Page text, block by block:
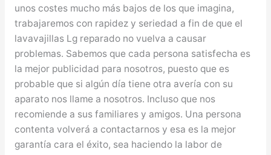
unos costes mucho más bajos de los que imagina,
trabajaremos con rapidez y seriedad a fin de que el
lavavajillas Lg reparado no vuelva a causar
problemas. Sabemos que cada persona satisfecha es
la mejor publicidad para nosotros, puesto que es
probable que si algún día tiene otra avería con su
aparato nos llame a nosotros. Incluso que nos
recomiende a sus familiares y amigos. Una persona
contenta volverá a contactarnos y esa es la mejor
garantía cara el éxito, sea haciendo la labor de